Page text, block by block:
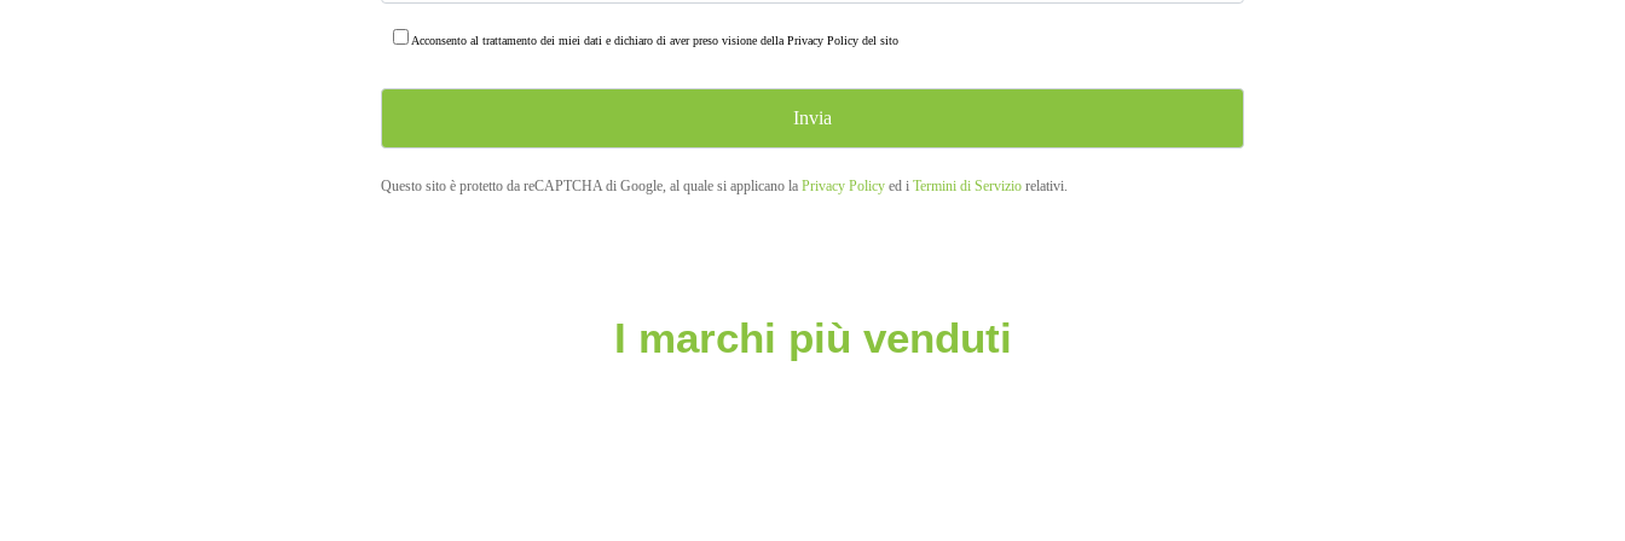
Acconsento al trattamento dei miei dati e dichiaro di aver preso visione dellaPrivacy Policy del sito
Questo sito è protetto da reCAPTCHA di Google, al quale si applicano laPrivacy Policy ed iTermini di Servizio relativi.
I marchi più venduti